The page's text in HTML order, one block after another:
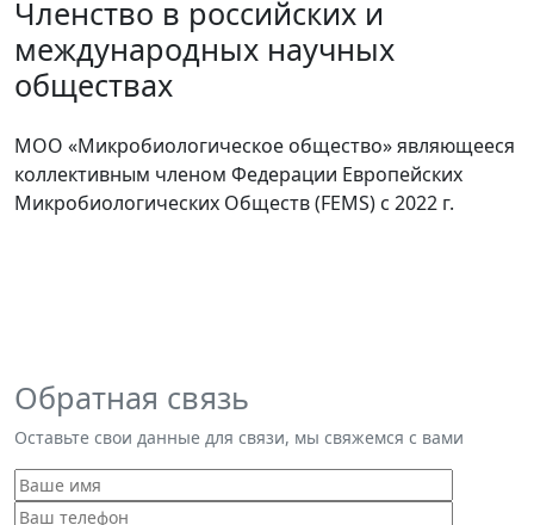
Членство в российских и
международных научных
обществах
МОО «Микробиологическое общество» являющееся
коллективным членом Федерации Европейских
Микробиологических Обществ (FEMS) с 2022 г.
Обратная связь
Оставьте свои данные для связи, мы свяжемся с вами